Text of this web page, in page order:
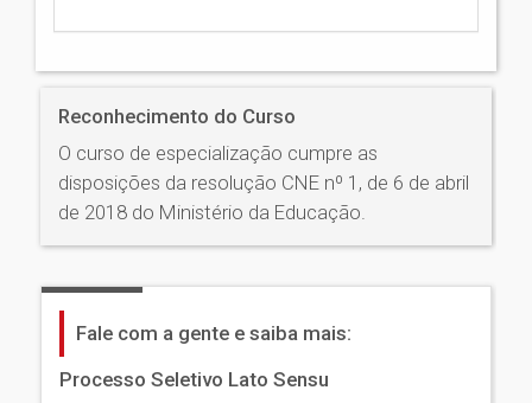
Reconhecimento do Curso
O curso de especialização cumpre as
disposições da resolução CNE nº 1, de 6 de abril
de 2018 do Ministério da Educação.
Fale com a gente e saiba mais:
Processo Seletivo Lato Sensu